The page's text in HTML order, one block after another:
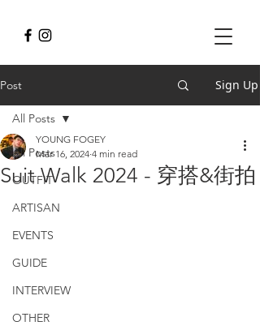
Post Sign Up
All Posts
OUTFIT
ARTISAN
EVENTS
GUIDE
INTERVIEW
OTHER
All Posts
Suit Walk 2024 - 穿搭&街拍
YOUNG FOGEY
Mar 16, 2024 4 min read